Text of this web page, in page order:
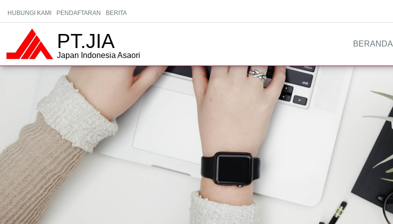
HUBUNGI KAMI PENDAFTARAN BERITA
PT.JIA
Japan Indonesia Asaori
BERANDA